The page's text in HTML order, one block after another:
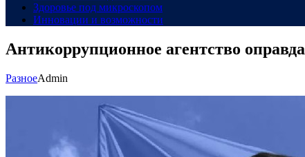
Здоровье под микроскопом
Инновации и возможности
Антикоррупционное агентство
РазноеAdmin